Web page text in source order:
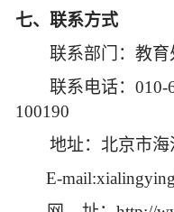
七、联系方式
联系部门：教
联系电话：010-
100190
地址：北京市海
E-